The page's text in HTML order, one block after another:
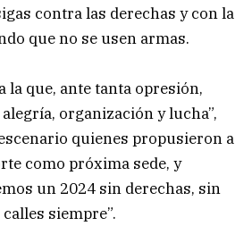
contra las derechas y con la
que no se usen armas.
la que, ante tanta opresión,
organización y lucha”,
quienes propusieron a
como próxima sede, y
un 2024 sin derechas, sin
siempre”.